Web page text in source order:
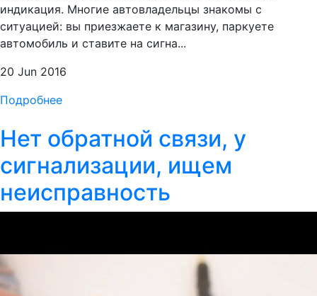
индикация. Многие автовладельцы знакомы с
ситуацией: вы приезжаете к магазину, паркуете
автомобиль и ставите на сигна...
20 Jun 2016
Подробнее
Нет обратной связи, у
сигнализации, ищем
неисправность